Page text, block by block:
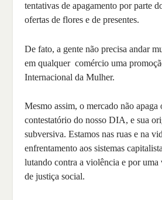
tentativas de apagamento por parte
ofertas de flores e de presentes.
De fato, a gente não precisa andar
em qualquer comércio uma
Internacional da Mulher.
Mesmo assim, o mercado não
contestatório do nosso DIA, e sua
subversiva. Estamos nas ruas e na
enfrentamento aos sistemas
lutando contra a violência e por uma
de justiça social.